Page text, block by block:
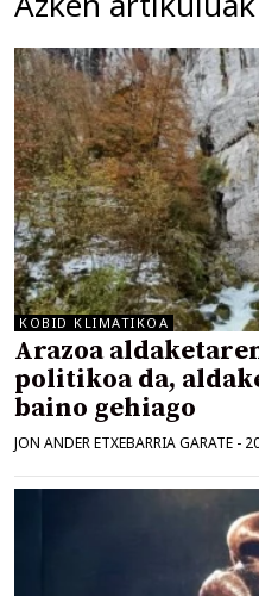
KOBID KLIMATIKOA
Arazoa
politikoa da,
baino gehiago
JON ANDER ETXEBARRIA GARATE -